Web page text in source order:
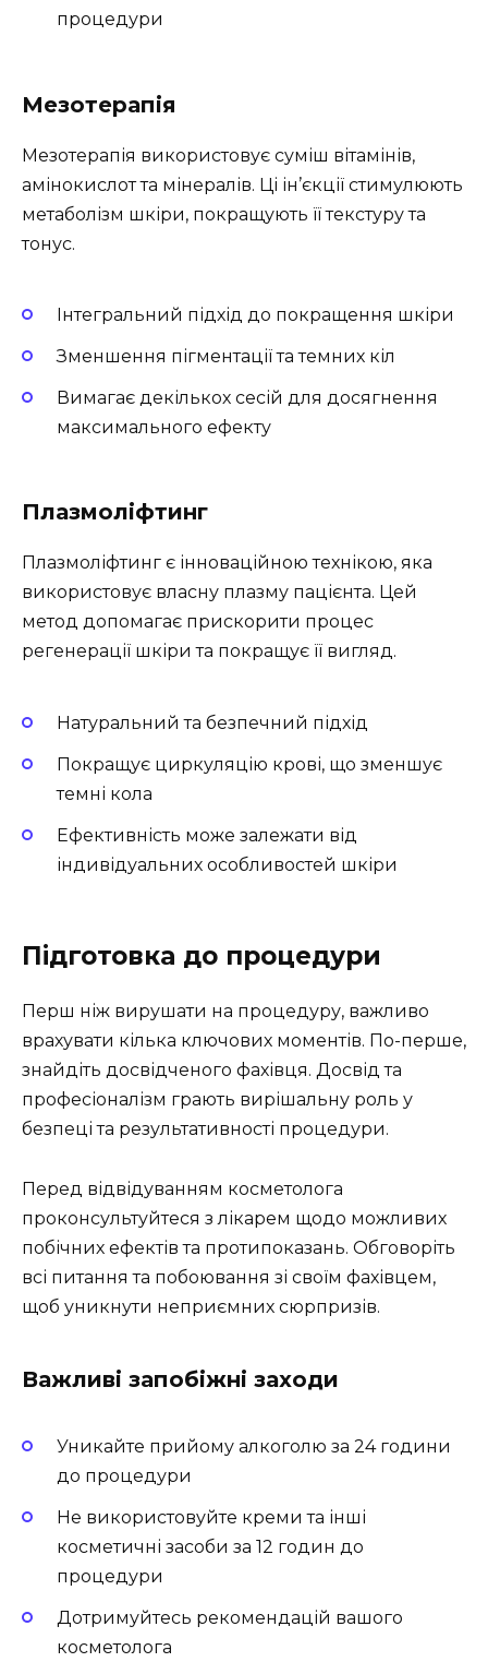
процедури
Мезотерапія
Мезотерапія використовує суміш вітамінів,
амінокислот та мінералів. Ці ін’єкції стимулюють
метаболізм шкіри, покращують її текстуру та
тонус.
Інтегральний підхід до покращення шкіри
Зменшення пігментації та темних кіл
Вимагає декількох сесій для досягнення
максимального ефекту
Плазмоліфтинг
Плазмоліфтинг є інноваційною технікою, яка
використовує власну плазму пацієнта. Цей
метод допомагає прискорити процес
регенерації шкіри та покращує її вигляд.
Натуральний та безпечний підхід
Покращує циркуляцію крові, що зменшує
темні кола
Ефективність може залежати від
індивідуальних особливостей шкіри
Підготовка до процедури
Перш ніж вирушати на процедуру, важливо
врахувати кілька ключових моментів. По-перше,
знайдіть досвідченого фахівця. Досвід та
професіоналізм грають вирішальну роль у
безпеці та результативності процедури.
Перед відвідуванням косметолога
проконсультуйтеся з лікарем щодо можливих
побічних ефектів та протипоказань. Обговоріть
всі питання та побоювання зі своїм фахівцем,
щоб уникнути неприємних сюрпризів.
Важливі запобіжні заходи
Уникайте прийому алкоголю за 24 години
до процедури
Не використовуйте креми та інші
косметичні засоби за 12 годин до
процедури
Дотримуйтесь рекомендацій вашого
косметолога